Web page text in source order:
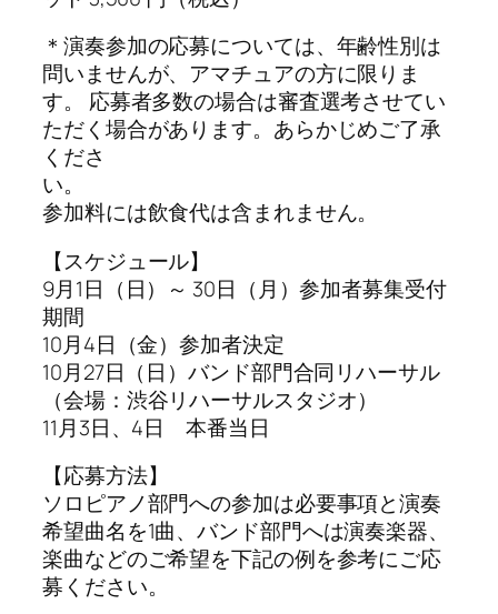
＊演奏参加の応募については、年齢性別は
問いませんが、アマチュアの方に限りま
す。 応募者多数の場合は審査選考させてい
ただく場合があります。あらかじめご了承
くださ
い
参加料には飲食代は含まれません。
【スケジュール】
9月1日（日）～ 30日（月）参加者募集受付
期間
10月4日（金）参加者決定
10月27日（日）バンド部門合同リハーサル
（会場：渋谷リハーサルスタジオ）
11月3日、4日 本番当日
【応募方法】
ソロピアノ部門への参加は必要事項と演奏
希望曲名を1曲、バンド部門へは演奏楽器、
楽曲などのご希望を下記の例を参考にご応
募ください。